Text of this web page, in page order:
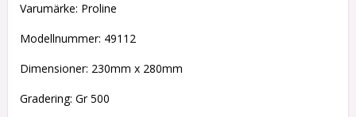
Varumärke: Proline
Modellnummer: 49112
Dimensioner: 230mm x 280mm
Gradering: Gr 500